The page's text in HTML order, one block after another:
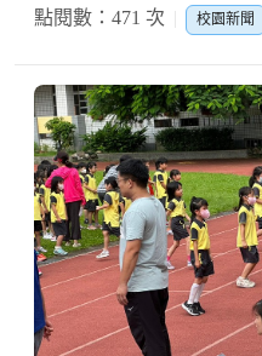
點閱數：471 次
校園新聞